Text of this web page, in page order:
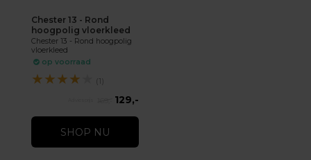
Chester 13 - Rond
hoogpolig vloerkleed
Chester 13 - Rond hoogpolig
vloerkleed
op voorraad
★★★★ (1)
129,-
SHOP NU